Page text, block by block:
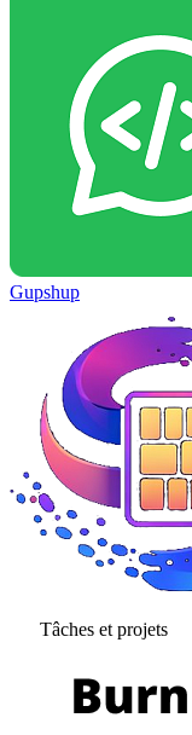
Gupshup
Tâches et projets